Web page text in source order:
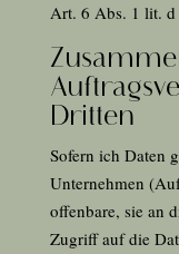
Art. 6 Abs. 1 lit. d
Dritten
Sofern ich Daten
Unternehmen
offenbare, sie an
Zugriff auf die